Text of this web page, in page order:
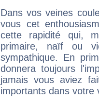
Dans vos veines
vous cet
cette rapidité qui,
primaire, naïf ou
sympathique. En
donnera toujours
jamais vous aviez
importants dans votre